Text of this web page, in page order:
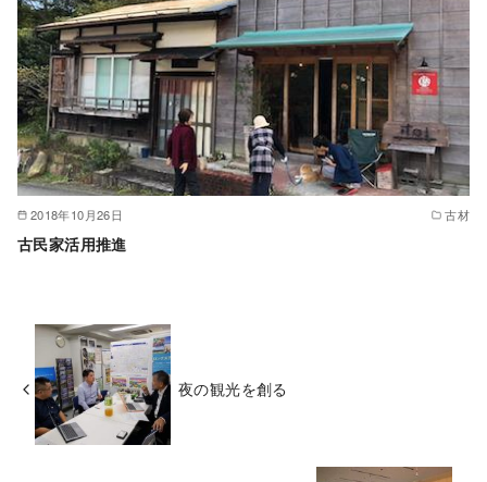
2018年10月26日 古材
古民家活用推進
夜の観光を創る